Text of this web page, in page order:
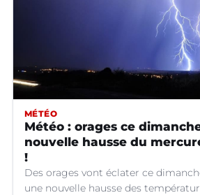
MÉTÉO
Météo : orages ce
nouvelle hausse du
!
Des orages vont éclater ce
une nouvelle hausse des